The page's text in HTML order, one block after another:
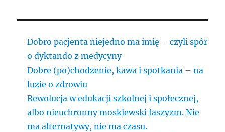
Dobro pacjenta niejedno ma imię – czyli spór
o dyktando z medycyny
Dobre (po)chodzenie, kawa i spotkania – na
luzie o zdrowiu
Rewolucja w edukacji szkolnej i społecznej,
albo nieuchronny moskiewski faszyzm. Nie
ma alternatywy, nie ma czasu.